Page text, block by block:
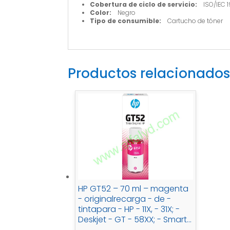
Cobertura de ciclo de servicio: ISO/IEC
Color: Negro
Tipo de consumible: Cartucho de tóner
Productos relacionados
HP GT52 – 70 ml – magenta
- originalrecarga - de -
tintapara - HP - 11X, - 31X; -
Deskjet - GT - 58XX; - Smart -